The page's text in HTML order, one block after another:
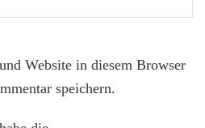
Website in diesem Browser
speichern.